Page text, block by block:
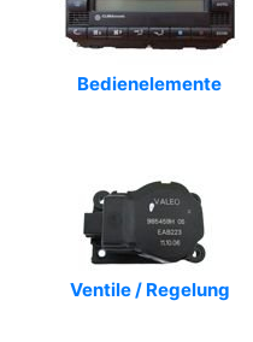
Bedienelemente
Ventile / Regelung